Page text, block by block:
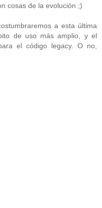
cosas de la evolución ;)
a esta última
de uso más amplio, y el
el código legacy. O no,